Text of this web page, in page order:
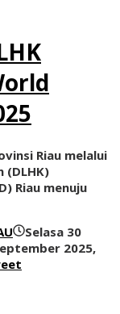
Riau melalui
(DLHK)
Riau menuju
Selasa 30
2025,